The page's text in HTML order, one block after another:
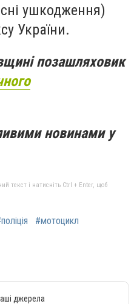
ушкодження)
України.
позашляховик
новинами у
текст і натисніть Ctrl + Enter, щоб
#мотоцикл
джерела